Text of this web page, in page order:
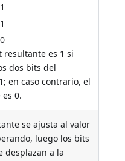
resultante es 1 si
dos bits del
en caso contrario, el
0.
se ajusta al valor
luego los bits
desplazan a la